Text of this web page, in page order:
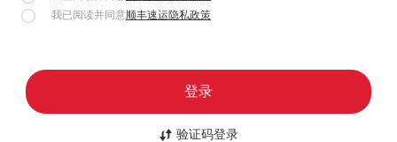
我已阅读并同意顺丰速运隐私政策
登录
验证码登录